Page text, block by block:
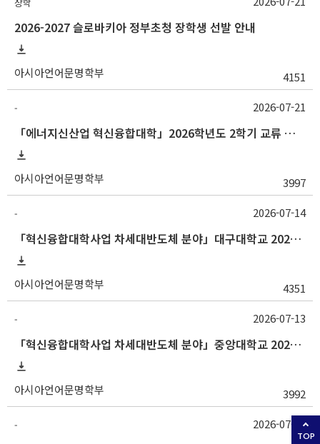
장학
2026-2027 슬로바키아 정부초청 장학생 선발 안내
아시아언어문명학부 4151
-
「에너지신산업 혁신융합대학」2026학년도 2학기 교류 수학 안내 (한양대)
아시아언어문명학부 3997
2026-07-21
-
「혁신융합대학사업 차세대반도체 분야」대구대학교 2026-2학기 교류수학 안내
아시아언어문명학부 4351
2026-07-14
-
「혁신융합대학사업 차세대반도체 분야」중앙대학교 2026학년도 2학기 교류 수학 안내
아시아언어문명학부 3992
2026-07-13
- 2026-07-13
TOP